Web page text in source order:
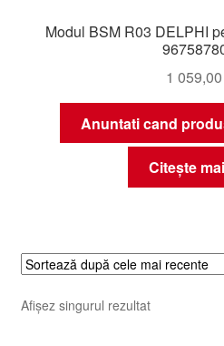
Termeni si conditii
Modul BSM R03 DELPHI
1 059,00
Anuntati cand
Citește
Afișez singurul rezultat